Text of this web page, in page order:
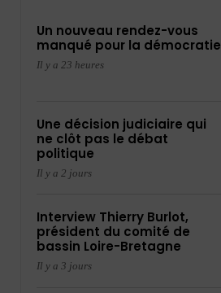
Un nouveau rendez-vous
manqué pour la démocratie
Il y a 23 heures
Une décision judiciaire qui
ne clôt pas le débat
politique
Il y a 2 jours
Interview Thierry Burlot,
président du comité de
bassin Loire-Bretagne
Il y a 3 jours